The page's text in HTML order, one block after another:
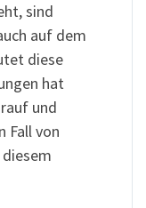
sind
auf dem
diese
hat
und
Fall von